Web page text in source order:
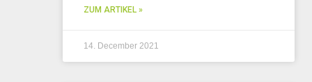
ZUM ARTIKEL »
14. December 2021